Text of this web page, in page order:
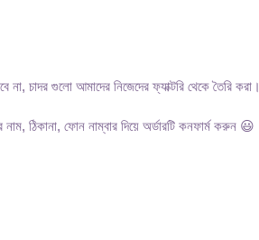
চাদর গুলো আমাদের নিজেদের ফ্যাক্টরি থেকে তৈরি করা।
ঠিকানা, ফোন নাম্বার দিয়ে অর্ডারটি কনফার্ম করুন 😃